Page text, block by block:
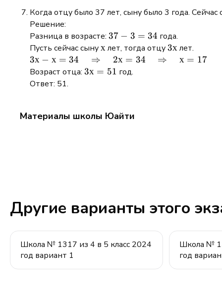
\Rightarrow
\quad ч =
2б
=
4б
28б
Когда отцу было 37 лет, сыну было 3 года.
Решение:
Разница в возрасте: 37
-
=
37 − 3 = 34 года.
Пусть сейчас сынух
хлет, тогда отцу3х
3хлет.
3х - х = 34
\quad
\Rightarrow
\Rightarrow
3х − х = 34 ⇒ 2х = 34 ⇒ х = 17
Возраст отца: 3х
3х = 51 год.
Ответ: 51.
Материалы школы Юайти
Другие варианты этого
Школа № 1317 из 4 в 5 класс 2024
год вариант 1
Школа №
год